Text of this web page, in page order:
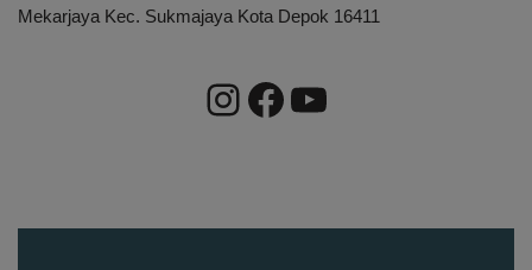
Mekarjaya Kec. Sukmajaya Kota Depok 16411